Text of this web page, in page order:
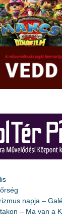
napja –
– Ma van a